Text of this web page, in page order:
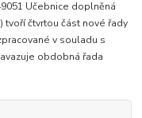
Učebnice doplněná
čtvrtou část nové řady
v souladu s
obdobná řada